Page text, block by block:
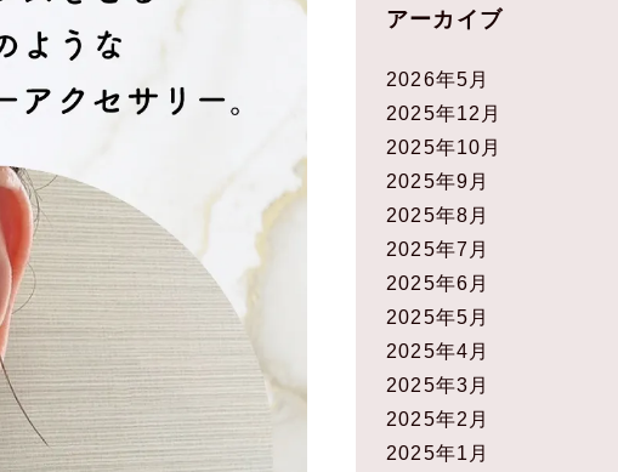
アーカイブ
2026年5月
2025年12月
2025年10月
2025年9月
2025年8月
2025年7月
2025年6月
2025年5月
2025年4月
2025年3月
2025年2月
2025年1月